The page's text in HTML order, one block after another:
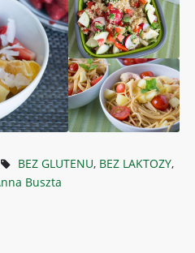
BEZ GLUTENU, BEZ LAKTOZY,
Buszta